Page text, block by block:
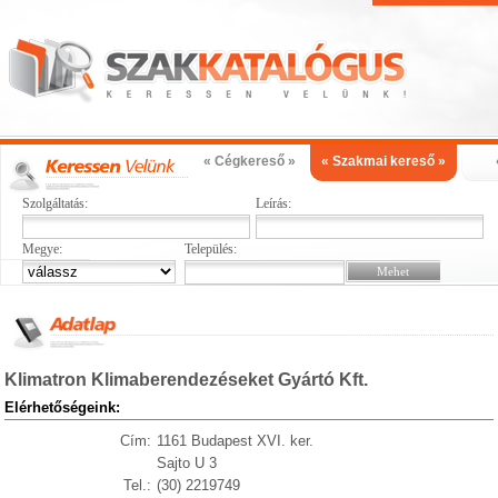
« Cégkereső » « Szakmai kereső »
Szolgáltatás: Leírás:
Megye: Település:
Klimatron Klimaberendezéseket Gyártó Kft.
Elérhetőségeink:
Cím: 1161 Budapest XVI. ker.
Sajto U 3
Tel.: (30) 2219749